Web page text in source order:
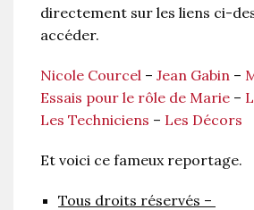
directement sur les liens ci-
accéder.
Nicole Courcel – Jean Gabin –
Essais pour le rôle de Marie –
Les Techniciens – Les Décors
Et voici ce fameux reportage.
Tous droits réservés –